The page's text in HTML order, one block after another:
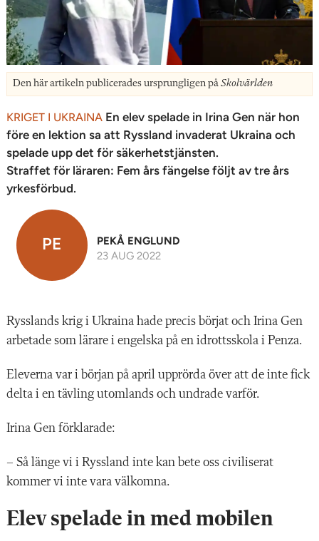
Den här artikeln publicerades ursprungligen på Skolvärlden
KRIGET I UKRAINA En elev spelade in Irina Gen när hon
före en lektion sa att Ryssland invaderat Ukraina och
spelade upp det för säkerhetstjänsten.
Straffet för läraren: Fem års fängelse följt av tre års
yrkesförbud.
PE
PEKÅ ENGLUND
23 AUG 2022
Rysslands krig i Ukraina hade precis börjat och Irina Gen
arbetade som lärare i engelska på en idrottsskola i Penza.
Eleverna var i början på april upprörda över att de inte fick
delta i en tävling utomlands och undrade varför.
Irina Gen förklarade:
– Så länge vi i Ryssland inte kan bete oss civiliserat
kommer vi inte vara välkomna.
Elev spelade in med mobilen